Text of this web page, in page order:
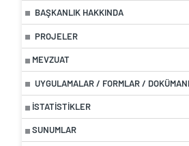
BAŞKANLIK HAKKINDA
PROJELER
MEVZUAT
UYGULAMALAR / FORMLAR /
İSTATISTIKLER
SUNUMLAR